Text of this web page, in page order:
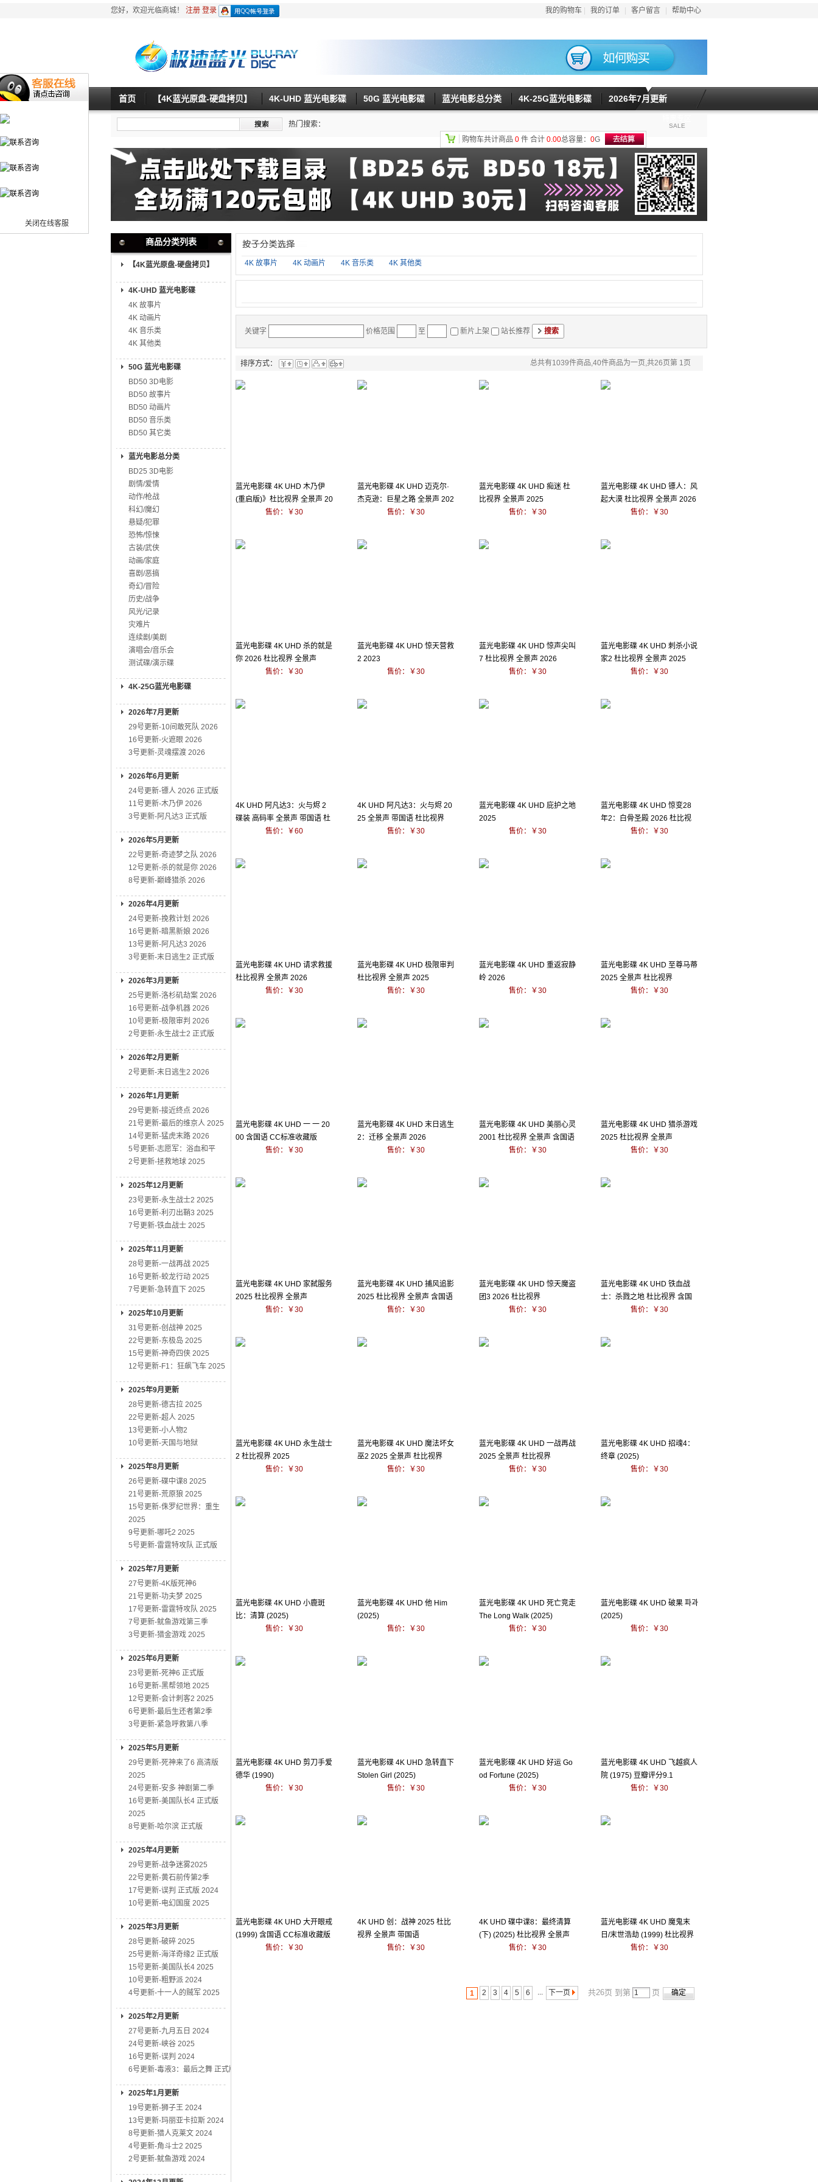
关闭在线客服
您好，欢迎光临商城！ 注册 登录 我的购物车 我的订单 客户留言 帮助中心
首页 【4K蓝光原盘-硬盘拷贝】 4K-UHD 蓝光电影碟 50G 蓝光电影碟 蓝光电影总分类 4K-25G蓝光电影碟 2026年7月更新
SALE
热门搜索：
购物车共计商品 0 件 合计 0.00总容量： 0G
商品分类列表
【4K蓝光原盘-硬盘拷贝】
4K-UHD 蓝光电影碟
4K 故事片
4K 动画片
4K 音乐类
4K 其他类
50G 蓝光电影碟
BD50 3D电影
BD50 故事片
BD50 动画片
BD50 音乐类
BD50 其它类
蓝光电影总分类
BD25 3D电影
剧情/爱情
动作/枪战
科幻/魔幻
悬疑/犯罪
恐怖/惊悚
古装/武侠
动画/家庭
喜剧/恶搞
奇幻/冒险
历史/战争
风光/记录
灾难片
连续剧/美剧
演唱会/音乐会
测试碟/演示碟
4K-25G蓝光电影碟
2026年7月更新
29号更新-10间敢死队 2026
16号更新-火遮眼 2026
3号更新-灵魂摆渡 2026
2026年6月更新
24号更新-镖人 2026 正式版
11号更新-木乃伊 2026
3号更新-阿凡达3 正式版
2026年5月更新
22号更新-奇迹梦之队 2026
12号更新-杀的就是你 2026
8号更新-巅峰猎杀 2026
2026年4月更新
24号更新-挽救计划 2026
16号更新-暗黑新娘 2026
13号更新-阿凡达3 2026
3号更新-末日逃生2 正式版
2026年3月更新
25号更新-洛杉矶劫案 2026
16号更新-战争机器 2026
10号更新-极限审判 2026
2号更新-永生战士2 正式版
2026年2月更新
2号更新-末日逃生2 2026
2026年1月更新
29号更新-接近终点 2026
21号更新-最后的维京人 2025
14号更新-猛虎末路 2026
5号更新-志愿军：浴血和平
2号更新-拯救地球 2025
2025年12月更新
23号更新-永生战士2 2025
16号更新-利刃出鞘3 2025
7号更新-铁血战士 2025
2025年11月更新
28号更新-一战再战 2025
16号更新-蛟龙行动 2025
7号更新-急转直下 2025
2025年10月更新
31号更新-创战神 2025
22号更新-东极岛 2025
15号更新-神奇四侠 2025
12号更新-F1：狂飙飞车 2025
2025年9月更新
28号更新-德古拉 2025
22号更新-超人 2025
13号更新-小人物2
10号更新-天国与地狱
2025年8月更新
26号更新-碟中谍8 2025
21号更新-荒原狼 2025
15号更新-侏罗纪世界：重生
2025
9号更新-哪吒2 2025
5号更新-雷霆特攻队 正式版
2025年7月更新
27号更新-4K版死神6
21号更新-功夫梦 2025
17号更新-雷霆特攻队 2025
7号更新-鱿鱼游戏第三季
3号更新-猎金游戏 2025
2025年6月更新
23号更新-死神6 正式版
16号更新-黑帮领地 2025
12号更新-会计刺客2 2025
6号更新-最后生还者第2季
3号更新-紧急呼救第八季
2025年5月更新
29号更新-死神来了6 高清版
2025
24号更新-安多 神剧第二季
16号更新-美国队长4 正式版
2025
8号更新-哈尔滨 正式版
2025年4月更新
29号更新-战争迷雾2025
22号更新-黄石前传第2季
17号更新-误判 正式版 2024
10号更新-电幻国度 2025
2025年3月更新
28号更新-破碎 2025
25号更新-海洋奇缘2 正式版
15号更新-美国队长4 2025
10号更新-粗野派 2024
4号更新-十一人的贼军 2025
2025年2月更新
27号更新-九月五日 2024
24号更新-峡谷 2025
16号更新-误判 2024
6号更新-毒液3：最后之舞 正式版
2025年1月更新
19号更新-狮子王 2024
13号更新-玛丽亚卡拉斯 2024
8号更新-猎人克莱文 2024
4号更新-角斗士2 2025
2号更新-鱿鱼游戏 2024
4K 故事片 4K 动画片 4K 音乐类 4K 其他类
关键字 价格范围 至 新片上架 站长推荐
排序方式： 总共有1039件商品,40件商品为一页,共26页第 1页
蓝光电影碟 4K UHD 木乃伊
(重启版)》杜比视界 全景声 20
售价：￥30
蓝光电影碟 4K UHD 迈克尔·
杰克逊：巨星之路 全景声 202
售价：￥30
蓝光电影碟 4K UHD 痴迷 杜
比视界 全景声 2025
售价：￥30
蓝光电影碟 4K UHD 镖人：风
起大漠 杜比视界 全景声 2026
含国语粤语售价：￥30
蓝光电影碟 4K UHD 杀的就是
你 2026 杜比视界 全景声
售价：￥30
蓝光电影碟 4K UHD 惊天营救
2 2023
售价：￥30
蓝光电影碟 4K UHD 惊声尖叫
7 杜比视界 全景声 2026
售价：￥30
蓝光电影碟 4K UHD 刺杀小说
家2 杜比视界 全景声 2025
售价：￥30
4K UHD 阿凡达3：火与烬 2
碟装 高码率 全景声 带国语 杜
售价：￥60
4K UHD 阿凡达3：火与烬 20
25 全景声 带国语 杜比视界
售价：￥30
蓝光电影碟 4K UHD 庇护之地
2025
售价：￥30
蓝光电影碟 4K UHD 惊变28
年2：白骨圣殿 2026 杜比视
售价：￥30
蓝光电影碟 4K UHD 请求救援
杜比视界 全景声 2026
售价：￥30
蓝光电影碟 4K UHD 极限审判
杜比视界 全景声 2025
售价：￥30
蓝光电影碟 4K UHD 重返寂静
岭 2026
售价：￥30
蓝光电影碟 4K UHD 至尊马蒂
2025 全景声 杜比视界
售价：￥30
蓝光电影碟 4K UHD 一 一 20
00 含国语 CC标准收藏版
售价：￥30
蓝光电影碟 4K UHD 末日逃生
2：迁移 全景声 2026
售价：￥30
蓝光电影碟 4K UHD 美丽心灵
2001 杜比视界 全景声 含国语
售价：￥30
蓝光电影碟 4K UHD 猎杀游戏
2025 杜比视界 全景声
售价：￥30
蓝光电影碟 4K UHD 家弑服务
2025 杜比视界 全景声
售价：￥30
蓝光电影碟 4K UHD 捕风追影
2025 杜比视界 全景声 含国语
售价：￥30
蓝光电影碟 4K UHD 惊天魔盗
团3 2026 杜比视界
售价：￥30
蓝光电影碟 4K UHD 铁血战
士：杀戮之地 杜比视界 含国
售价：￥30
蓝光电影碟 4K UHD 永生战士
2 杜比视界 2025
售价：￥30
蓝光电影碟 4K UHD 魔法坏女
巫2 2025 全景声 杜比视界
售价：￥30
蓝光电影碟 4K UHD 一战再战
2025 全景声 杜比视界
售价：￥30
蓝光电影碟 4K UHD 招魂4：
终章 (2025)
售价：￥30
蓝光电影碟 4K UHD 小鹿斑
比：清算 (2025)
售价：￥30
蓝光电影碟 4K UHD 他 Him
(2025)
售价：￥30
蓝光电影碟 4K UHD 死亡竞走
The Long Walk (2025)
售价：￥30
蓝光电影碟 4K UHD 破果 파과
(2025)
售价：￥30
蓝光电影碟 4K UHD 剪刀手爱
德华 (1990)
售价：￥30
蓝光电影碟 4K UHD 急转直下
Stolen Girl (2025)
售价：￥30
蓝光电影碟 4K UHD 好运 Go
od Fortune (2025)
售价：￥30
蓝光电影碟 4K UHD 飞越疯人
院 (1975) 豆瓣评分9.1
售价：￥30
蓝光电影碟 4K UHD 大开眼戒
(1999) 含国语 CC标准收藏版
售价：￥30
4K UHD 创：战神 2025 杜比
视界 全景声 带国语
售价：￥30
4K UHD 碟中谍8：最终清算
(下) (2025) 杜比视界 全景声
售价：￥30
蓝光电影碟 4K UHD 魔鬼末
日/末世浩劫 (1999) 杜比视界
售价：￥30
1 2 3 4 5 6 ... 下一页 共26页 到第 页